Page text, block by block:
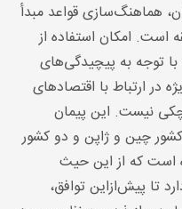
هماهنگ‌سازی قواعد مبدأ
است. امکان استفاده از
توجه به پیچیدگی‌های
در ارتباط با اقتصادهای
نیست. این پیمان
چین و ژاپن و دو کشور
است که از این حیث
تا پیش‌ازاین توافق،